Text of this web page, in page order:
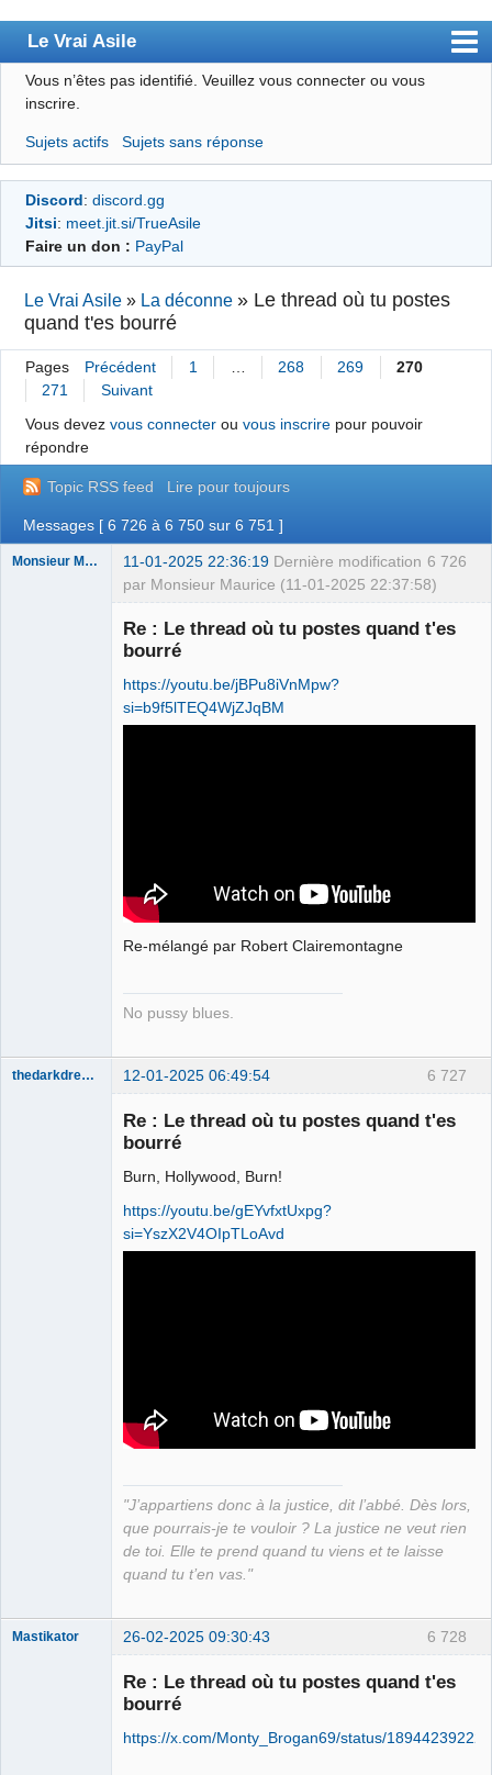
Le Vrai Asile
Accueil
Forum
Membres
Règles
S’inscrire
Connexion
Vous n’êtes pas identifié. Veuillez vous connecter ou vous
inscrire.
Sujets actifs Sujets sans réponse
Discord: discord.gg
Jitsi: meet.jit.si/TrueAsile
Faire un don : PayPal
Le Vrai Asile » La déconne » Le thread où tu postes
quand t'es bourré
Pages Précédent 1 … 268 269
270
271
Suivant
Vous devez vous connecterou vous inscrirepour pouvoir
répondre
Topic RSS feed Lire pour toujours
Messages [ 6 726 à 6 750 sur 6 751 ]
6 726
Monsieur Maurice 11-01-2025 22:36:19 Dernière modification
par Monsieur Maurice (11-01-2025 22:37:58)
Re : Le thread où tu postes quand t'es
bourré
https://youtu.be/jBPu8iVnMpw?
si=b9f5lTEQ4WjZJqBM
Re-mélangé par Robert Clairemontagne
No pussy blues.
6 727
thedarkdreamer 12-01-2025 06:49:54
Re : Le thread où tu postes quand t'es
bourré
Burn, Hollywood, Burn!
https://youtu.be/gEYvfxtUxpg?
si=YszX2V4OIpTLoAvd
"J’appartiens donc à la justice, dit l’abbé. Dès lors,
que pourrais-je te vouloir ? La justice ne veut rien
de toi. Elle te prend quand tu viens et te laisse
quand tu t’en vas."
6 728
Mastikator 26-02-2025 09:30:43
Re : Le thread où tu postes quand t'es
bourré
https://x.com/Monty_Brogan69/status/